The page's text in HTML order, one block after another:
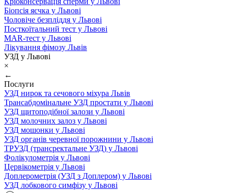
Біопсія яєчка у Львові
Чоловіче безпліддя у Львові
Посткоїтальний тест у Львові
MAR-тест у Львові
Лікування фімозу Львів
УЗД у Львові
×
←
Послуги
УЗД нирок та сечового міхура Львів
Трансабдомінальне УЗД простати у Львові
УЗД щитоподібної залози у Львові
УЗД молочних залоз у Львові
УЗД мошонки у Львові
УЗД органів черевної порожнини у Львові
ТРУЗД (трансректальне УЗД) у Львові
Фолікулометрія у Львові
Цервікометрія у Львові
Доплерометрія (УЗД з Доплером) у Львові
УЗД лобкового симфізу у Львові